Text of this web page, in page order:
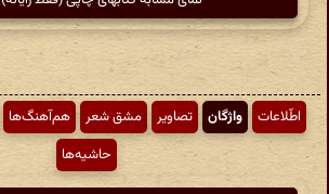
اطّلاعات واژگان تصاویر مشق شعر هم‌آهنگ‌ها
حاشیه‌ها